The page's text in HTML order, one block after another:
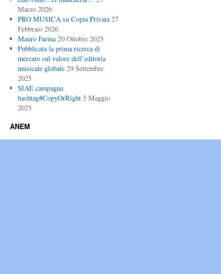
Marzo 2026
PRO MUSICA su Copia Privata 27
Febbraio 2026
Mauro Farina 20 Ottobre 2025
Pubblicata la prima ricerca di
mercato sul valore dell’editoria
musicale globale 29 Settembre
2025
SIAE campagna
hashtag#CopyOrRight 5 Maggio
2025
ANEM